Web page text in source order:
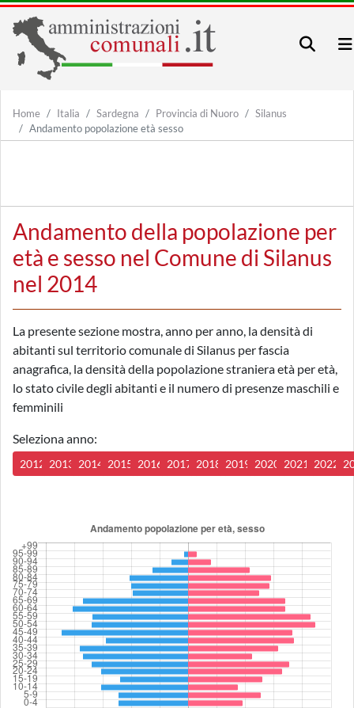
Home Italia Sardegna Provincia di Nuoro
Silanus
Andamento popolazione età sesso
Andamento della popolazione per
età e sesso nel Comune di Silanus
nel 2014
La presente sezione mostra, anno per anno, la densità di
abitanti sul territorio comunale di Silanus per fascia
anagrafica, la densità della popolazione straniera età per età,
lo stato civile degli abitanti e il numero di presenze maschili e
femminili
Seleziona anno:
2012 2013 2014 2015 2016 2017 2018 2019 2020 2021 2022